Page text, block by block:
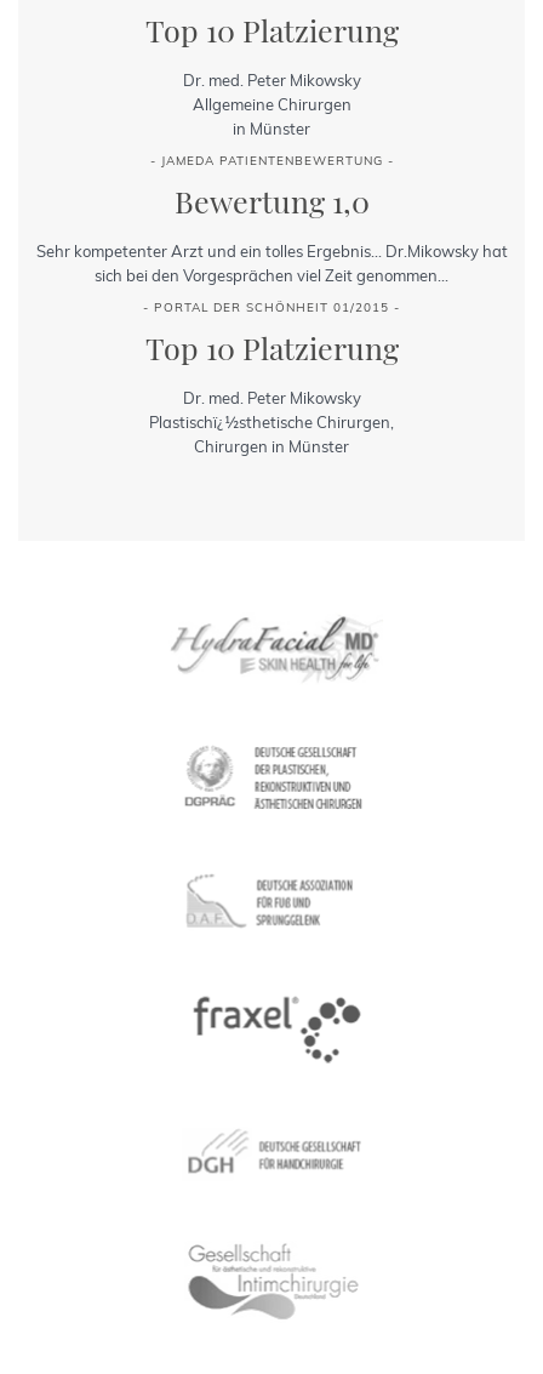
Top 10 Platzierung
Dr. med. Peter Mikowsky
Allgemeine Chirurgen
in Münster
- JAMEDA PATIENTENBEWERTUNG -
Bewertung 1,0
Sehr kompetenter Arzt und ein tolles Ergebnis... Dr.Mikowsky hat
sich bei den Vorgesprächen viel Zeit genommen...
- PORTAL DER SCHÖNHEIT 01/2015 -
Top 10 Platzierung
Dr. med. Peter Mikowsky
Plastischï¿½sthetische Chirurgen,
Chirurgen in Münster